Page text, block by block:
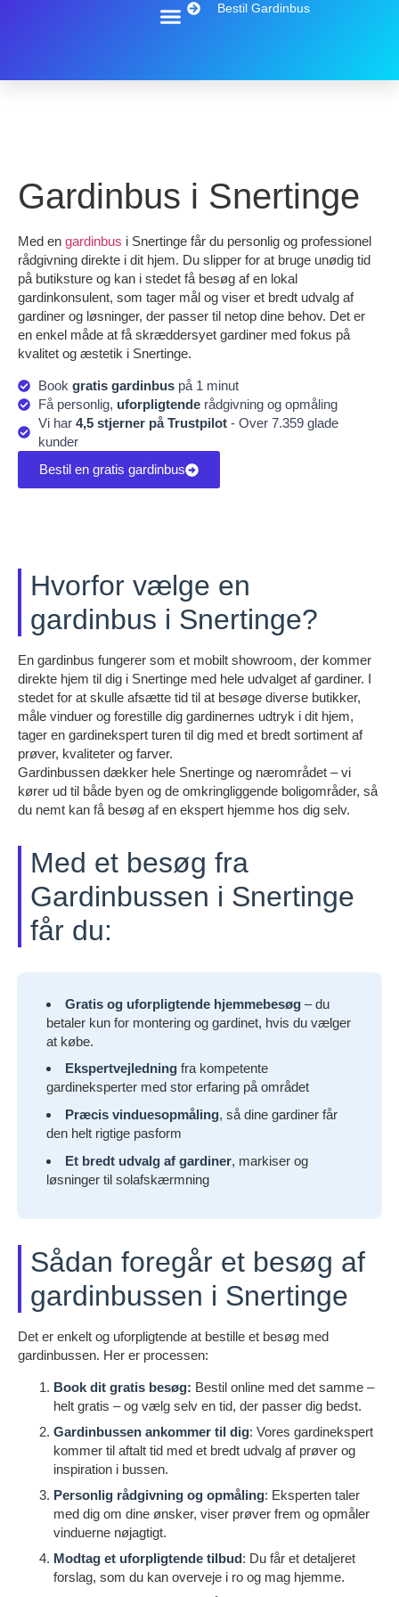
Bestil Gardinbus
Gardinbus i Snertinge
Med en gardinbus i Snertinge får du personlig og professionel
rådgivning direkte i dit hjem. Du slipper for at bruge unødig tid
på butiksture og kan i stedet få besøg af en lokal
gardinkonsulent, som tager mål og viser et bredt udvalg af
gardiner og løsninger, der passer til netop dine behov. Det er
en enkel måde at få skræddersyet gardiner med fokus på
kvalitet og æstetik i Snertinge.
Book gratis gardinbuspå 1 minut
Få personlig, uforpligtenderådgivning og opmåling
Vi har 4,5 stjerner på Trustpilot- Over 7.359 glade
kunder
Bestil en gratis gardinbus
Hvorfor vælge en
gardinbus i Snertinge?
En gardinbus fungerer som et mobilt showroom, der kommer
direkte hjem til dig i Snertinge med hele udvalget af gardiner. I
stedet for at skulle afsætte tid til at besøge diverse butikker,
måle vinduer og forestille dig gardinernes udtryk i dit hjem,
tager en gardinekspert turen til dig med et bredt sortiment af
prøver, kvaliteter og farver.
Gardinbussen dækker hele Snertinge og nærområdet – vi
kører ud til både byen og de omkringliggende boligområder, så
du nemt kan få besøg af en ekspert hjemme hos dig selv.
Med et besøg fra
Gardinbussen i Snertinge
får du:
Gratis og uforpligtende hjemmebesøg – du
betaler kun for montering og gardinet, hvis du vælger
at købe.
Ekspertvejledning fra kompetente
gardineksperter med stor erfaring på området
Præcis vinduesopmåling, så dine gardiner får
den helt rigtige pasform
Et bredt udvalg af gardiner, markiser og
løsninger til solafskærmning
Sådan foregår et besøg af
gardinbussen i Snertinge
Det er enkelt og uforpligtende at bestille et besøg med
gardinbussen. Her er processen:
Book dit gratis besøg: Bestil online med det samme –
helt gratis – og vælg selv en tid, der passer dig bedst.
Gardinbussen ankommer til dig: Vores gardinekspert
kommer til aftalt tid med et bredt udvalg af prøver og
inspiration i bussen.
Personlig rådgivning og opmåling: Eksperten taler
med dig om dine ønsker, viser prøver frem og opmåler
vinduerne nøjagtigt.
Modtag et uforpligtende tilbud: Du får et detaljeret
forslag, som du kan overveje i ro og mag hjemme.